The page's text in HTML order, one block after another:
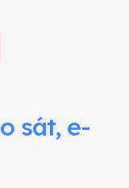
sát, e-